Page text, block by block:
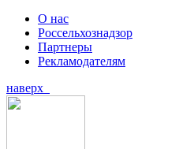
О нас
Россельхознадзор
Партнеры
Рекламодателям
наверх